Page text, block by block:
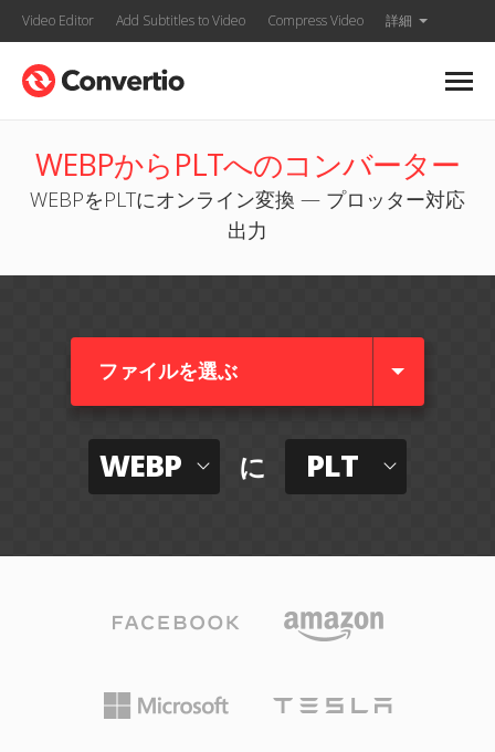
Video Editor Add Subtitles to Video Compress Video 詳細
WEBPからPLTへのコンバーター
WEBPをPLTにオンライン変換 — プロッター対応
出力
ファイルを選ぶ
WEBP に PLT